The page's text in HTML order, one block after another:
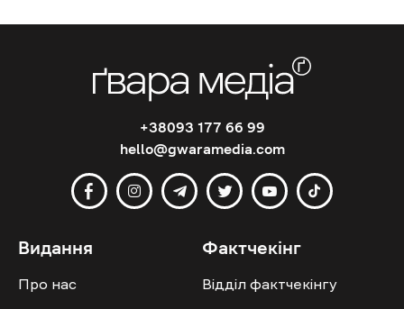
+38093 177 66 99
hello@gwaramedia.com
Видання
Про нас
Фактчекінг
Відділ фактчекінгу